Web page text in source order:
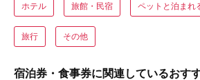
ホテル 旅館・民宿 ペットと泊まれ
旅行 その他
宿泊券・食事券に関連しているおす